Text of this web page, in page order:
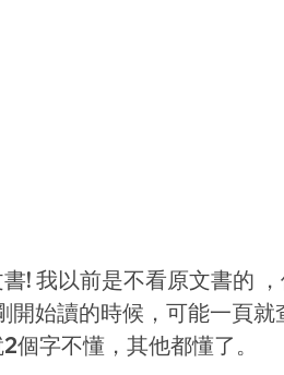
! 我以前是不看原文書的
始讀的時候，可能一頁就
字不懂，其他都懂了。